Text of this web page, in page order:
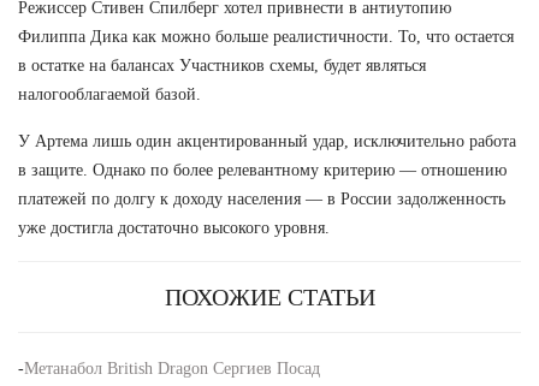
Режиссер Стивен Спилберг хотел привнести в антиутопию
Филиппа Дика как можно больше реалистичности. То, что остается
в остатке на балансах Участников схемы, будет являться
налогооблагаемой базой.
У Артема лишь один акцентированный удар, исключительно работа
в защите. Однако по более релевантному критерию — отношению
платежей по долгу к доходу населения — в России задолженность
уже достигла достаточно высокого уровня.
ПОХОЖИЕ СТАТЬИ
-Метанабол British Dragon Сергиев Посад